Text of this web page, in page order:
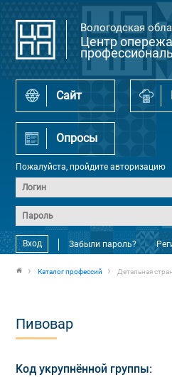
Вологодская
Центр
Сайт
Опросы
Пожалуйста, пройдите авторизацию
Вход Забыли пароль?
Каталог профессий Детальная
Пивовар
Код укрупнённой группы: